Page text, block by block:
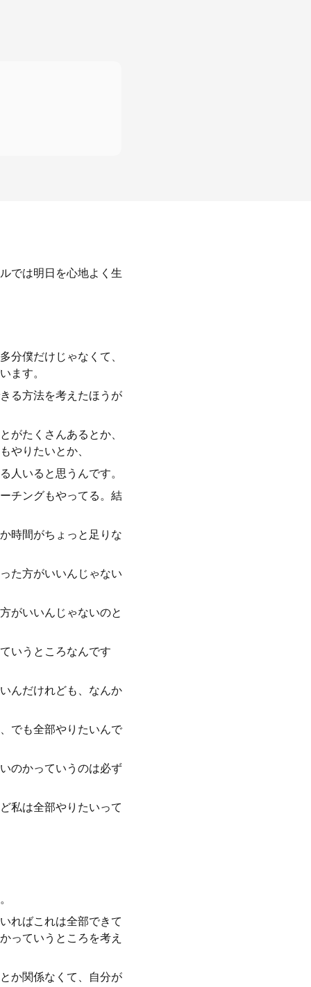
では明日を心地よく生
分僕だけじゃなくて、
ます。
る方法を考えたほうが
がたくさんあるとか、
やりたいとか、
人いると思うんです。
チングもやってる。結
時間がちょっと足りな
た方がいいんじゃない
がいいんじゃないのと
いうところなんです
んだけれども、なんか
でも全部やりたいんで
のかっていうのは必ず
私は全部やりたいって
ればこれは全部できて
っていうところを考え
か関係なくて、自分が